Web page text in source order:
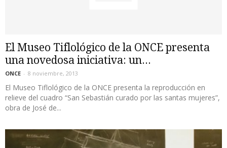
El Museo Tiflológico de la ONCE presenta
una novedosa iniciativa: un...
ONCE - 8 noviembre, 2013
El Museo Tiflológico de la ONCE presenta la reproducción en
relieve del cuadro “San Sebastián curado por las santas mujeres”,
obra de José de...